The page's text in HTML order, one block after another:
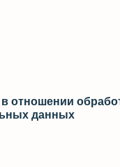
в отношении
данных